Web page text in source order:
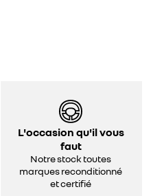
L'occasion qu'il vous
faut
Notre stock toutes
marques reconditionné
et certifié